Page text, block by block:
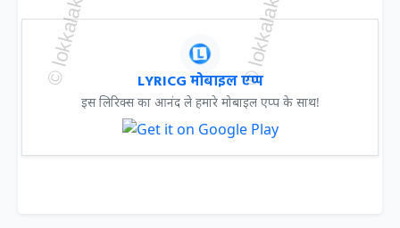
LYRICG मोबाइल एप्प
इस लिरिक्स का आनंद ले हमारे मोबाइल एप्प के साथ!